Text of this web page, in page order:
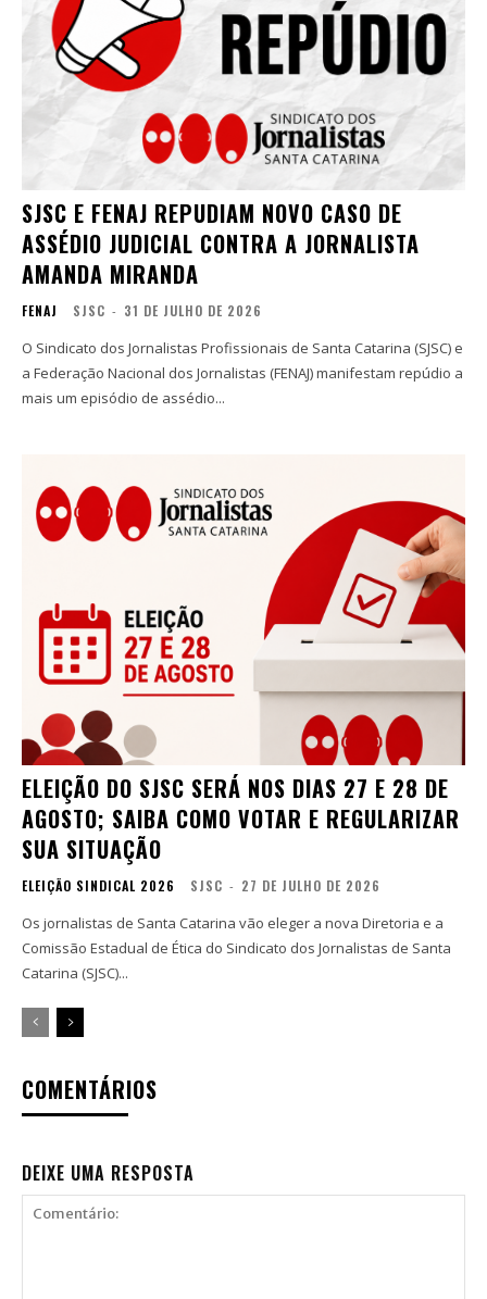
SJSC E FENAJ REPUDIAM NOVO CASO DE
ASSÉDIO JUDICIAL CONTRA A JORNALISTA
AMANDA MIRANDA
FENAJ SJSC - 31 DE JULHO DE 2026
O Sindicato dos Jornalistas Profissionais de Santa Catarina (SJSC) e
a Federação Nacional dos Jornalistas (FENAJ) manifestam repúdio a
mais um episódio de assédio...
ELEIÇÃO DO SJSC SERÁ NOS DIAS 27 E 28 DE
AGOSTO; SAIBA COMO VOTAR E REGULARIZAR
SUA SITUAÇÃO
ELEIÇÃO SINDICAL 2026 SJSC - 27 DE JULHO DE 2026
Os jornalistas de Santa Catarina vão eleger a nova Diretoria e a
Comissão Estadual de Ética do Sindicato dos Jornalistas de Santa
Catarina (SJSC)...
COMENTÁRIOS
DEIXE UMA RESPOSTA